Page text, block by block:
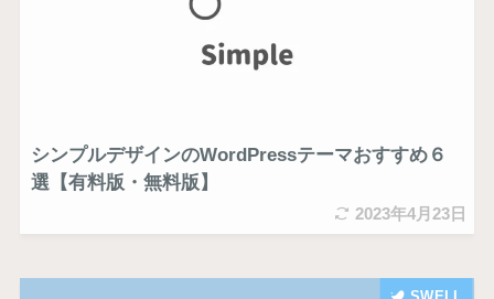
シンプルデザインのWordPressテーマおすすめ６
選【有料版・無料版】
2023年4月23日
SWELL